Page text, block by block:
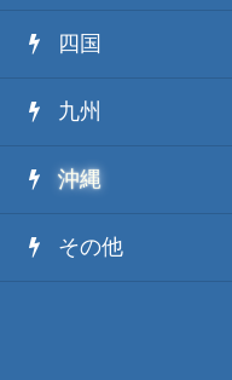
四国
九州
沖縄
その他
寺社・城・庭
信長の野望ニ